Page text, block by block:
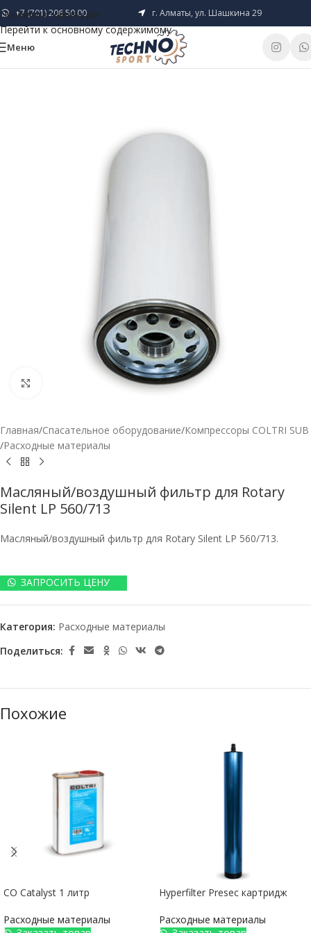
Перейти к навигации
Перейти к основному содержимому
+7 (701) 206 50 00 г. Алматы, ул. Шашкина 29
Меню
Нажмите, чтобы увеличить
Главная/Спасательное оборудование/Компрессоры COLTRI SUB
/Расходные материалы
Масляный/воздушный фильтр для Rotary
Silent LP 560/713
Масляный/воздушный фильтр для Rotary Silent LP 560/713.
ЗАПРОСИТЬ ЦЕНУ
Категория: Расходные материалы
Поделиться:
Похожие
CO Catalyst 1 литр
Расходные материалы
Hyperfilter Presec картридж
Расходные материалы